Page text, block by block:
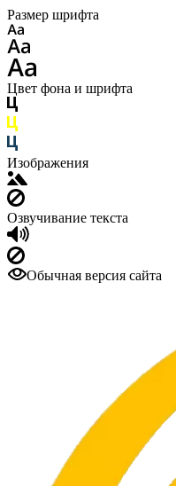
Размер шрифта
Цвет фона и шрифта
Изображения
Озвучивание текста
Обычная версия сайта